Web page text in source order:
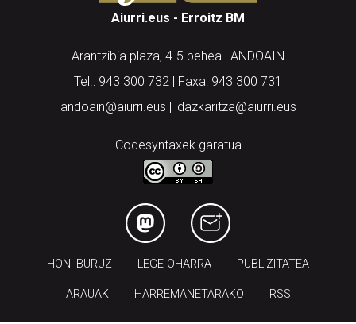
Aiurri.eus - Erroitz BM
Arantzibia plaza, 4-5 behea | ANDOAIN
Tel.: 943 300 732 | Faxa: 943 300 731
andoain@aiurri.eus | idazkaritza@aiurri.eus
Codesyntaxek garatua
HONI BURUZ LEGE OHARRA PUBLIZITATEA
ARAUAK HARREMANETARAKO RSS